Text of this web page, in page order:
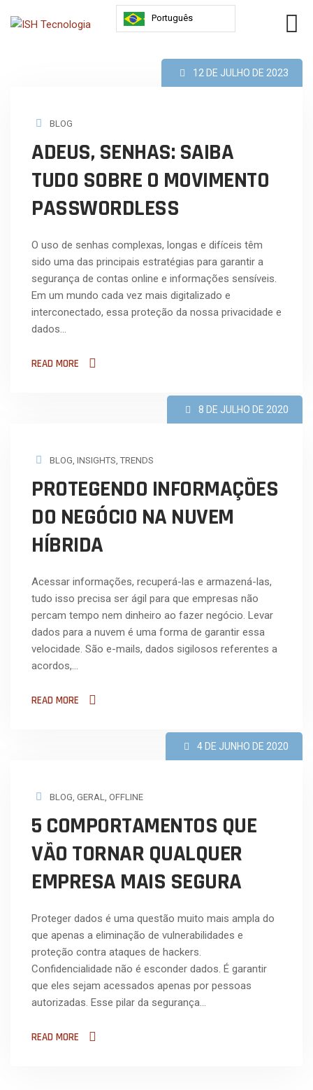
Português
12 DE JULHO DE 2023
BLOG
ADEUS, SENHAS: SAIBA
TUDO SOBRE O MOVIMENTO
PASSWORDLESS
O uso de senhas complexas, longas e difíceis têm
sido uma das principais estratégias para garantir a
segurança de contas online e informações sensíveis.
Em um mundo cada vez mais digitalizado e
interconectado, essa proteção da nossa privacidade e
dados…
READ MORE
8 DE JULHO DE 2020
BLOG, INSIGHTS, TRENDS
PROTEGENDO INFORMAÇÕES
DO NEGÓCIO NA NUVEM
HÍBRIDA
Acessar informações, recuperá-las e armazená-las,
tudo isso precisa ser ágil para que empresas não
percam tempo nem dinheiro ao fazer negócio. Levar
dados para a nuvem é uma forma de garantir essa
velocidade. São e-mails, dados sigilosos referentes a
acordos,…
READ MORE
4 DE JUNHO DE 2020
BLOG, GERAL, OFFLINE
5 COMPORTAMENTOS QUE
VÃO TORNAR QUALQUER
EMPRESA MAIS SEGURA
Proteger dados é uma questão muito mais ampla do
que apenas a eliminação de vulnerabilidades e
proteção contra ataques de hackers.
Confidencialidade não é esconder dados. É garantir
que eles sejam acessados apenas por pessoas
autorizadas. Esse pilar da segurança…
READ MORE